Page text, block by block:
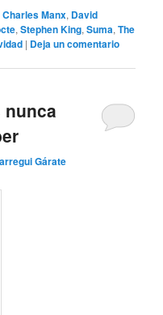
Charles Manx, David
,Stephen King,Suma,The
| Deja un comentario
nunca
Gárate